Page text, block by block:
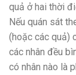
quả ở hai thời
Nếu quán sát
(hoặc các quả)
các nhân đều
có nhân nào là